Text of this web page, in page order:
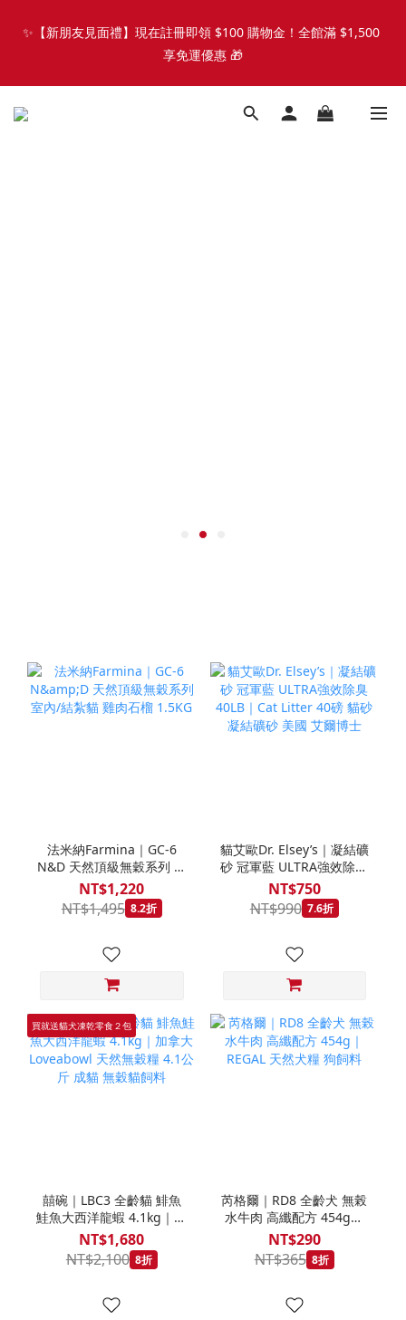
（petzoo.com.tw）將正式切換至本網站。立即了解升級資訊、會
員權益及常見問題 ＞
🐾 歡迎來到 PETZOO 新官網！8/5 起，官方網址
（petzoo.com.tw）將正式切換至本網站。立即了解升級資訊、會
法米納Farmina｜GC-6
N&D 天然頂級無穀系列 室
內/結紮貓 雞肉石榴 1.5KG
NT$1,220
NT$1,495 8.2折
貓艾歐Dr. Elsey’s｜凝結礦
砂 冠軍藍 ULTRA強效除臭
40LB｜Cat Litter 40磅 貓
砂 凝結礦砂 美國 艾爾博士
NT$750
NT$990 7.6折
買就送貓犬凍乾零食２包
囍碗｜LBC3 全齡貓 鯡魚
鮭魚大西洋龍蝦 4.1kg｜加
拿大 Loveabowl 天然無穀
糧 4.1公斤 成貓 無穀貓飼
料
NT$1,680
NT$2,100 8折
芮格爾｜RD8 全齡犬 無榖
水牛肉 高纖配方 454g｜
REGAL 天然犬糧 狗飼料
NT$290
NT$365 8折